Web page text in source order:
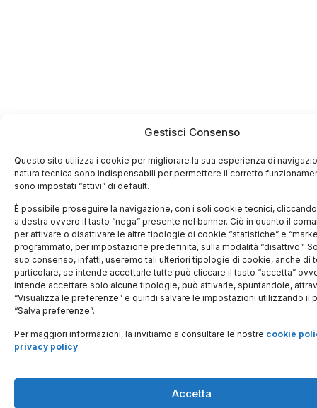
Gestisci Consenso
Questo sito utilizza i cookie per migliorare la sua esperienza di
natura tecnica sono indispensabili per permettere il corretto
sono impostati “attivi” di default.
È possibile proseguire la navigazione, con i soli cookie tecnici, cliccando
a destra ovvero il tasto “nega” presente nel banner. Ciò in quanto il
per attivare o disattivare le altre tipologie di cookie “statistiche” e
programmato, per impostazione predefinita, sulla modalità “disattivo”.
suo consenso, infatti, useremo tali ulteriori tipologie di cookie, anche di
particolare, se intende accettarle tutte può cliccare il tasto “accetta”
intende accettare solo alcune tipologie, può attivarle, spuntandole,
“Visualizza le preferenze” e quindi salvare le impostazioni utilizzando il
“Salva preferenze”.
Per maggiori informazioni, la invitiamo a consultare le nostre cookie
privacy policy.
Accetta